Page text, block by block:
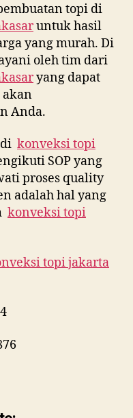
topi di
untuk hasil
yang murah. Di
oleh tim dari
yang dapat
akan
Anda.
konveksi topi
SOP yang
proses quality
adalah hal yang
konveksi topi
topi jakarta